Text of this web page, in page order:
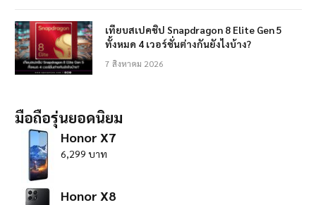
เทียบสเปคชิป Snapdragon 8 Elite Gen 5
ทั้งหมด 4 เวอร์ชั่นต่างกันยังไงบ้าง?
7 สิงหาคม 2026
มือถือรุ่นยอดนิยม
Honor X7
6,299 บาท
Honor X8